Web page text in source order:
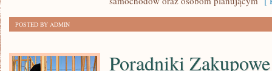
POSTED BY ADMIN
Poradniki Zakupowe